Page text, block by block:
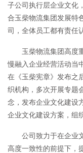
子公司执行层企业文化
合玉柴物流集团发展特
司，全体员工都有责任
玉柴物流集团高度
慢融入企业经营活动当
在《玉柴宪章》发布之
织机构，多次开展专题
念，发布企业文化建设
企业文化建设方案，组
公司致力于在企业
高度一致性的前提下，